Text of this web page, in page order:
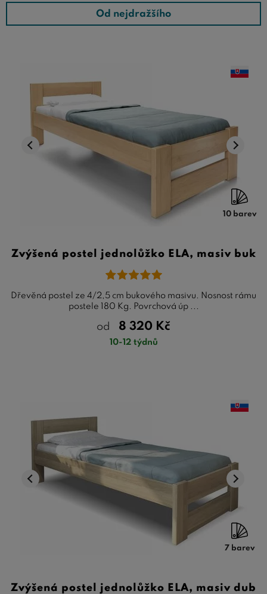
Od nejdražšího
10 barev
Zvýšená postel jednolůžko ELA, masiv buk
Dřevěná postel ze 4/2,5 cm bukového masivu. Nosnost rámu
postele 180 Kg. Povrchová úp ...
od 8 320 Kč
10-12 týdnů
7 barev
Zvýšená postel jednolůžko ELA, masiv dub